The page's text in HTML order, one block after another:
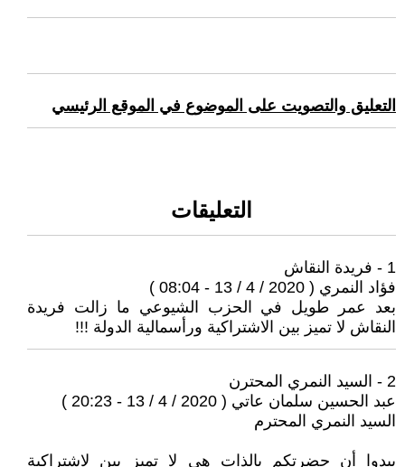
التعليق والتصويت على الموضوع في الموقع الرئيسي
التعليقات
1 - فريدة النقاش
فؤاد النمري ( 2020 / 4 / 13 - 08:04 )
بعد عمر طويل في الحزب الشيوعي ما زالت فريدة
النقاش لا تميز بين الاشتراكية ورأسمالية الدولة !!!
2 - السيد النمري المحترن
عبد الحسين سلمان عاتي ( 2020 / 4 / 13 - 20:23 )
السيد النمري المحترم
يبدوا أن حضرتكم بالذات هي لا تميز بين لاشتراكية